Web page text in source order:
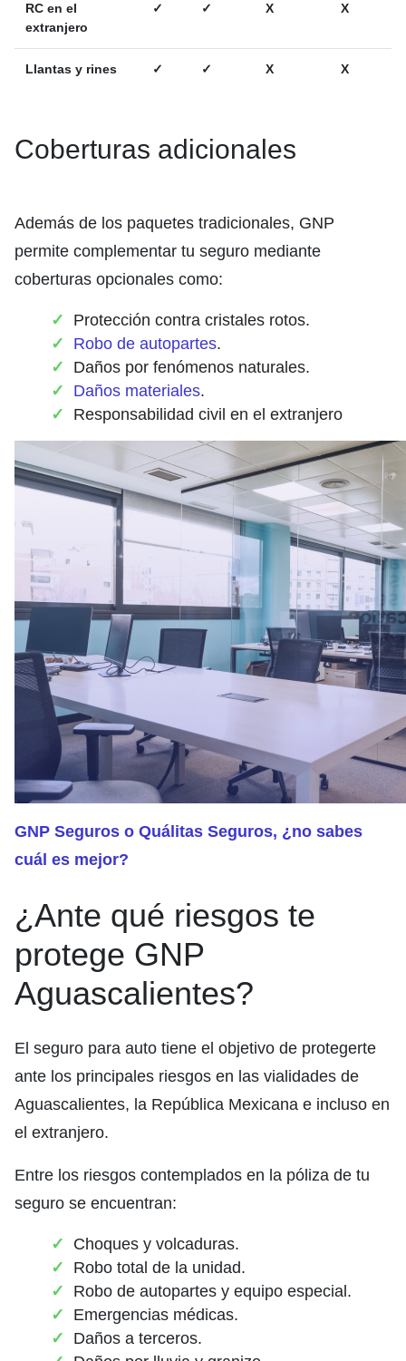
RC en el
extranjero
✓ ✓ X X
Llantas y rines ✓ ✓ X X
Coberturas adicionales
Además de los paquetes tradicionales, GNP
permite complementar tu seguro mediante
coberturas opcionales como:
Protección contra cristales rotos.
Robo de autopartes.
Daños por fenómenos naturales.
Daños materiales.
Responsabilidad civil en el extranjero
GNP Seguros o Quálitas Seguros, ¿no sabes
cuál es mejor?
¿Ante qué riesgos te
protege GNP
Aguascalientes?
El seguro para auto tiene el objetivo de protegerte
ante los principales riesgos en las vialidades de
Aguascalientes, la República Mexicana e incluso en
el extranjero.
Entre los riesgos contemplados en la póliza de tu
seguro se encuentran:
Choques y volcaduras.
Robo total de la unidad.
Robo de autopartes y equipo especial.
Emergencias médicas.
Daños a terceros.